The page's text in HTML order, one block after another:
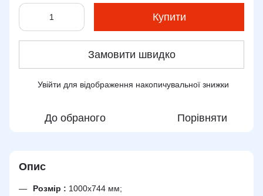
Купити
Замовити швидко
Увійти для відображення накопичувальної знижки
До обраного Порівняти
Опис
Розмір : 1000х744 мм;